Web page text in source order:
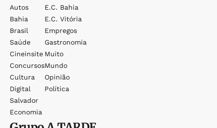
Autos
Bahia
Brasil
Saúde
Cineinsite
Concursos
Cultura
Digital
Salvador
Economia
E.c. Bahia
E.c. Vitória
Empregos
Gastronomia
Muito
Mundo
Opinião
Política